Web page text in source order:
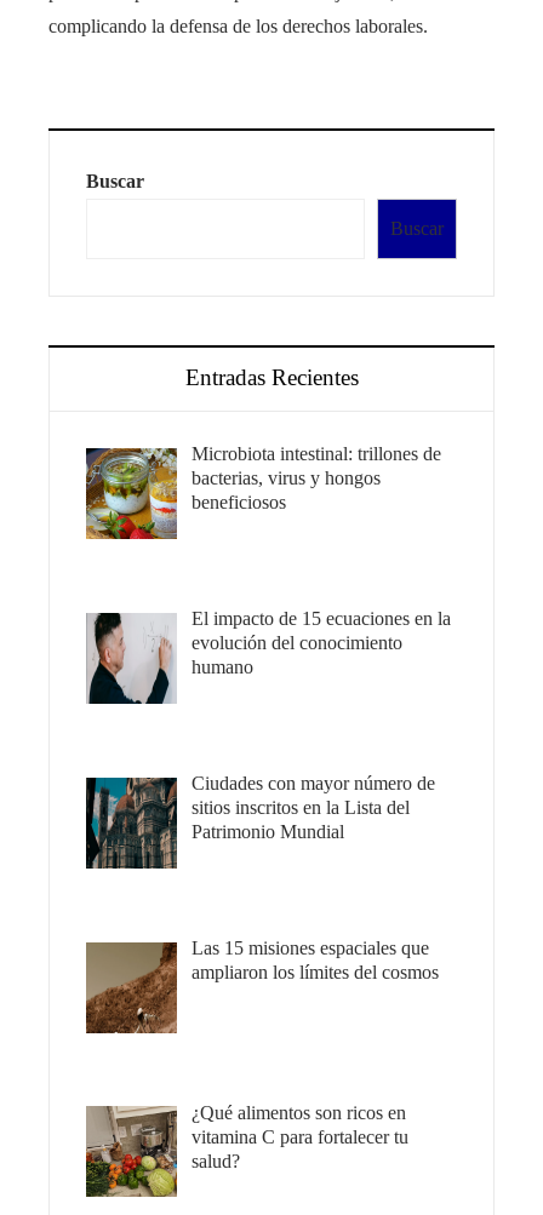
complicando la defensa de los derechos laborales.
Buscar
Buscar
Entradas Recientes
Microbiota intestinal: trillones de
bacterias, virus y hongos
beneficiosos
El impacto de 15 ecuaciones en la
evolución del conocimiento
humano
Ciudades con mayor número de
sitios inscritos en la Lista del
Patrimonio Mundial
Las 15 misiones espaciales que
ampliaron los límites del cosmos
¿Qué alimentos son ricos en
vitamina C para fortalecer tu
salud?